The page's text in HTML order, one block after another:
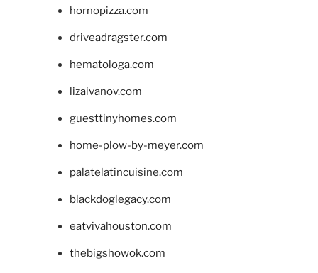
hornopizza.com
driveadragster.com
hematologa.com
lizaivanov.com
guesttinyhomes.com
home-plow-by-meyer.com
palatelatincuisine.com
blackdoglegacy.com
eatvivahouston.com
thebigshowok.com